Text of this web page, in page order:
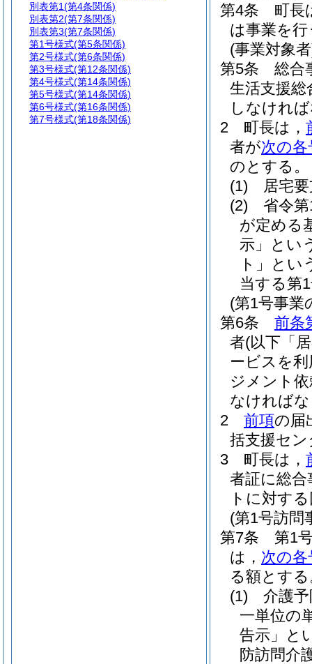
第4条
町長
は事業を行
(事業対象
第5条
総合
生活支援総
しなけれ
2
町長は，
者が次の各
のとする。
(1)
居宅
(2)
省令
が定める
示」とい
ト」とい
当する第
(第1号事業
第6条
前条
者(以下「
ービスを
ジメント
なければ
2
前項の届
括支援セ
3
町長は，
者証に総
トに対す
(第1号訪問
第7条
第1
は， 次の各
る額とす
(1)
介護
一単位の
告示」と
防訪問介
別表第1(第4条関係)
別表第2(第7条関係)
別表第3(第7条関係)
第1号様式(第5条関係)
第2号様式(第6条関係)
第3号様式(第12条関係)
第4号様式(第14条関係)
第5号様式(第14条関係)
第6号様式(第16条関係)
第7号様式(第18条関係)